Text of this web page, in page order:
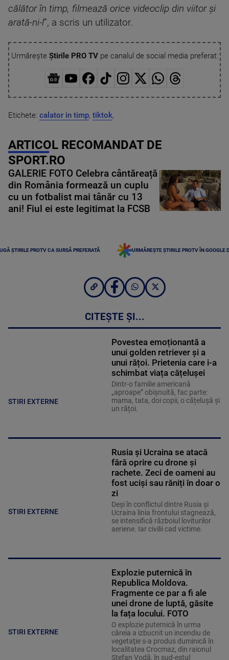
călător în timp, filmează orice videoclip din viitor și
arată-ni-l”, a scris un utilizator.
Urmărește Știrile PRO TVpe canalul de social media preferat:
Etichete: calator in timp, tiktok,
ARTICOL RECOMANDAT DE
SPORT.RO
GALERIE FOTO Celebra cântăreață
din România formează un cuplu
cu un fotbalist mai tânăr cu 13
ani! Fiul ei este legitimat la FCSB
ȘTIRILE PROTV CA SURSĂ PREFERATĂ URMĂREȘTE ȘTIRILE PROTV ÎN GOOGLE
CITEȘTE ȘI...
STIRI EXTERNE
Povestea emoționantă a
unui golden retriever și a
unui rățoi. Prietenia care i-a
schimbat viața cățelușei
Dintr-o familie americană
„aproape” obișnuită, fac parte:
mama, tata, doi copii, o cățelușă și
un rățoi.
STIRI EXTERNE
Rusia și Ucraina se atacă
fără oprire cu drone și
rachete. Zeci de oameni au
fost uciși sau răniți în doar o
zi
Deși în conflictul dintre Rusia și
Ucraina linia frontului stagnează,
se intensifică războiul loviturilor
aeriene. Iar civilii cad victime.
STIRI EXTERNE
Explozie puternică în
Republica Moldova.
Fragmente ce par a fi ale
unei drone de luptă, găsite
la fața locului. FOTO
O explozie puternică în urma
căreia a izbucnit un incendiu de
vegetaţie s-a produs duminică în
localitatea Crocmaz, din raionul
Ştefan Vodă, în sud-estul